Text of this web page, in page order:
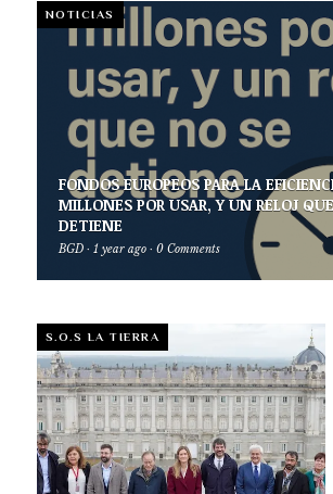
NOTICIAS
FONDOS EUROPEOS PARA LA
MILLONES POR USAR, Y UN RELOJ
DETIENE
BGD · 1 year ago · 0 Comments
S.O.S LA TIERRA